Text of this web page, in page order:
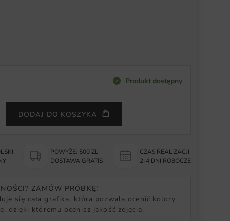
Produkt dostępny
DODAJ DO KOSZYKA
POWYŻEJ 500 ZŁ
DOSTAWA GRATIS
CZAS REALIZACJI
2-4 DNI ROBOCZE
ZAMÓW PRÓBKĘ!
się cała grafika, która pozwala ocenić kolory
dzięki któremu ocenisz jakość zdjęcia.